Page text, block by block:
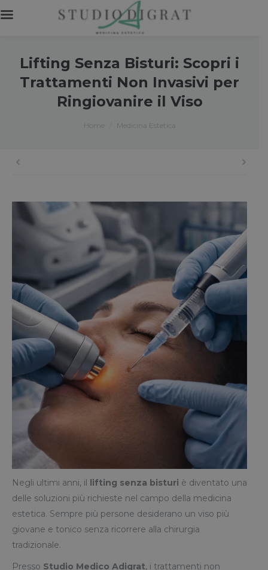
Lifting Senza Bisturi: Scopri i
Trattamenti Non Invasivi per
Ringiovanire il Viso
Home Medicina Estetica
Negli ultimi anni, il lifting senza bisturi è diventato una
delle soluzioni più richieste nel campo della medicina
estetica. Sempre più persone desiderano un viso più
giovane e tonico senza ricorrere alla chirurgia
tradizionale.
Presso Studio Medico Adigrat, i trattamenti non